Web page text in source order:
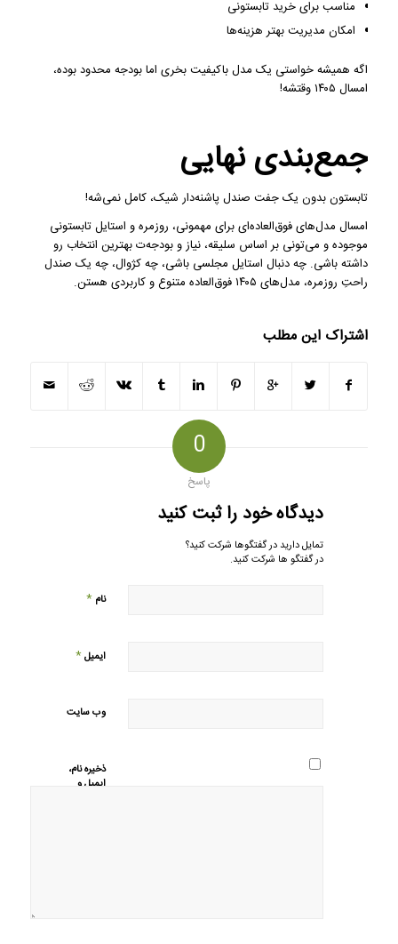
مناسب برای خرید تابستونی
امکان مدیریت بهتر هزینه‌ها
اگه همیشه خواستی یک مدل باکیفیت بخری اما بودجه محدود بوده،
امسال ۱۴۰۵ وقتشه!
جمع‌بندی نهایی
تابستون بدون یک جفت صندل پاشنه‌دار شیک، کامل نمی‌شه!
امسال مدل‌های فوق‌العاده‌ای برای مهمونی، روزمره و استایل تابستونی
موجوده و می‌تونی بر اساس سلیقه، نیاز و بودجه‌ت بهترین انتخاب رو
داشته باشی. چه دنبال استایل مجلسی باشی، چه کژوال، چه یک صندل
راحتِ روزمره، مدل‌های ۱۴۰۵ فوق‌العاده متنوع و کاربردی هستن.
اشتراک این مطلب
0
پاسخ
دیدگاه خود را ثبت کنید
تمایل دارید در گفتگوها شرکت کنید؟
در گفتگو ها شرکت کنید.
نام *
ایمیل*
وب‌ سایت
ذخیره نام،
ایمیل و